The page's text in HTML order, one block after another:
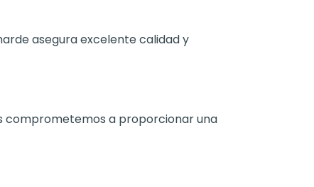
asegura excelente calidad y
comprometemos a proporcionar una